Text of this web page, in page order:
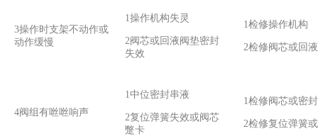
3操作时支架不动作或
动作缓慢
1操作机构失灵
2阀芯或回液阀垫密封
失效
1检修操作机构
2检修阀芯或回
4阀组有咝咝响声
1中位密封串液
2复位弹簧失效或阀芯
蹩卡
1检修阀芯或密
2检修复位弹簧